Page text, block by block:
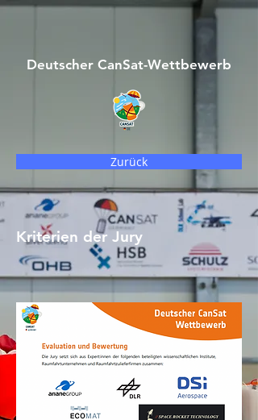
Deutscher CanSat-Wettbewerb
Zurück
Kriterien der Jury